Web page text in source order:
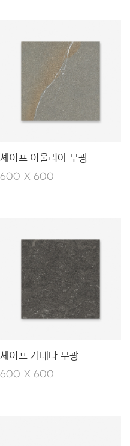
셰이프 이울리아 무광
600 X 600
셰이프 가데나 무광
600 X 600